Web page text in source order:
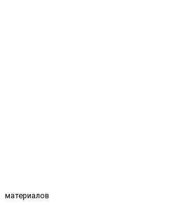
материалов